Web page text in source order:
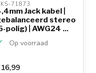
71873
Jack kabel |
stereo
polig) | AWG24 ...
Op voorraad